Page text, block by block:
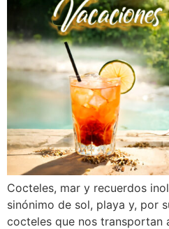
Cocteles, mar y recuerdos
sinónimo de sol, playa y, por
cocteles que nos transportan